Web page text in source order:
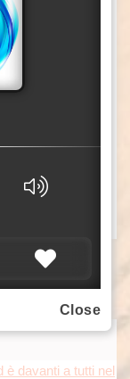
Di
Marco
è davanti a tutti nel
Close